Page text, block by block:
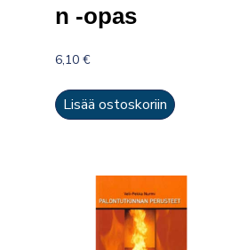
n -opas
6,10€
Lisää ostoskoriin